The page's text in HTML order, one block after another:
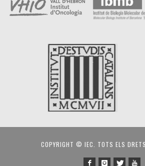
COPYRIGHT © IEC. TOTS ELS DRETS